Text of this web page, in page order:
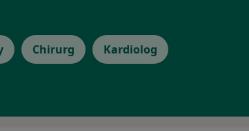
Chirurg Kardiolog